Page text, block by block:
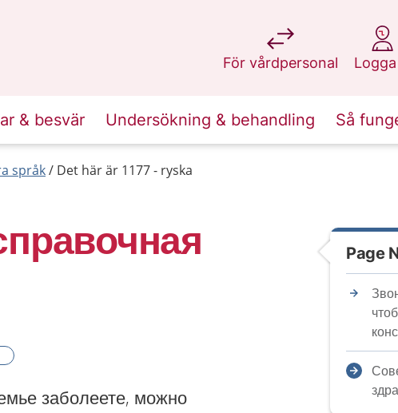
För vårdpersonal
at 1177.se
at
& besvär Undersökning & behandling Så
språk Det här är 1177 - ryska
заболеете, можно
Page